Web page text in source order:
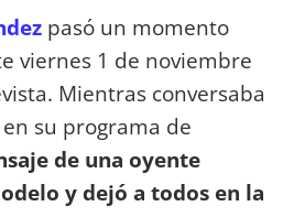
pasó un momento
viernes 1 de noviembre
Mientras conversaba
su programa de
de una oyente
y dejó a todos en la